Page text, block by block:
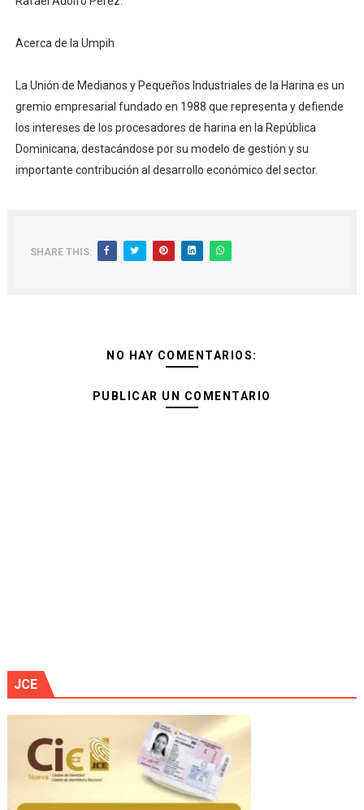
Acerca de la Umpih
La Unión de Medianos y Pequeños Industriales de la Harina es un
gremio empresarial fundado en 1988 que representa y defiende
los intereses de los procesadores de harina en la República
Dominicana, destacándose por su modelo de gestión y su
importante contribución al desarrollo económico del sector.
SHARE THIS:
NO HAY COMENTARIOS:
PUBLICAR UN COMENTARIO
JCE